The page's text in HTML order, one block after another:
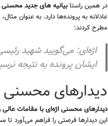
در همین راستا بیانیه های جدید محسنی
عادلانه به پرونده‌ها دارد. به عنوان
مطرح کردند:
اژه‌ای: می‌گویید شهید
ایشان پرونده به نتیجه
دیدارهای محسنی
دیدارهای محسنی اژه‌ای با مقامات عالی
این دیدارها فرصتی را فراهم می‌آورد